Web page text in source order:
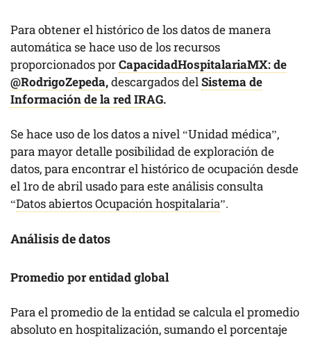
Para obtener el histórico de los datos de manera
automática se hace uso de los recursos
proporcionados porCapacidadHospitalariaMX: de
@RodrigoZepeda,descargados delSistema de
Información de la red IRAG.
Se hace uso de los datos a nivel “Unidad médica”,
para mayor detalle posibilidad de exploración de
datos, para encontrar el histórico de ocupación desde
el 1ro de abril usado para este análisis consulta
“Datos abiertos Ocupación hospitalaria”.
Análisis de datos
Promedio por entidad global
Para el promedio de la entidad se calcula el promedio
absoluto en hospitalización, sumando el porcentaje